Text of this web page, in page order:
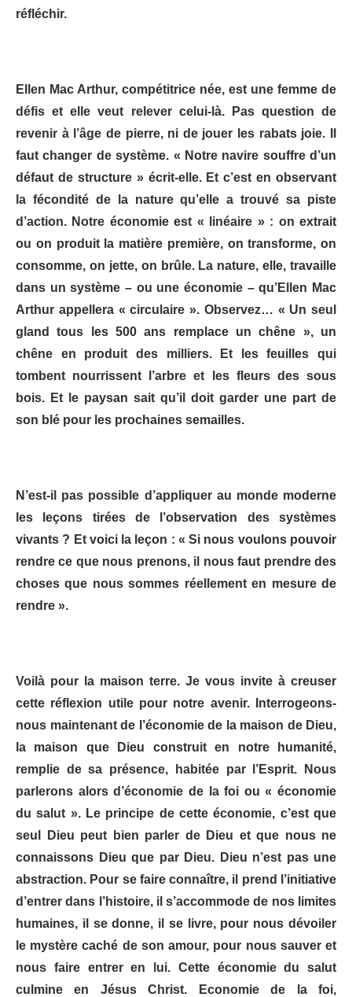
réfléchir.
Ellen Mac Arthur, compétitrice née, est une femme de
défis et elle veut relever celui-là. Pas question de
revenir à l’âge de pierre, ni de jouer les rabats joie. Il
faut changer de système. « Notre navire souffre d’un
défaut de structure » écrit-elle. Et c’est en observant
la fécondité de la nature qu’elle a trouvé sa piste
d’action. Notre économie est « linéaire » : on extrait
ou on produit la matière première, on transforme, on
consomme, on jette, on brûle. La nature, elle, travaille
dans un système – ou une économie – qu’Ellen Mac
Arthur appellera « circulaire ». Observez… « Un seul
gland tous les 500 ans remplace un chêne », un
chêne en produit des milliers. Et les feuilles qui
tombent nourrissent l’arbre et les fleurs des sous
bois. Et le paysan sait qu’il doit garder une part de
son blé pour les prochaines semailles.
N’est-il pas possible d’appliquer au monde moderne
les leçons tirées de l’observation des systèmes
vivants ? Et voici la leçon : « Si nous voulons pouvoir
rendre ce que nous prenons, il nous faut prendre des
choses que nous sommes réellement en mesure de
rendre ».
Voilà pour la maison terre. Je vous invite à creuser
cette réflexion utile pour notre avenir. Interrogeons-
nous maintenant de l’économie de la maison de Dieu,
la maison que Dieu construit en notre humanité,
remplie de sa présence, habitée par l’Esprit. Nous
parlerons alors d’économie de la foi ou « économie
du salut ». Le principe de cette économie, c’est que
seul Dieu peut bien parler de Dieu et que nous ne
connaissons Dieu que par Dieu. Dieu n’est pas une
abstraction. Pour se faire connaître, il prend l’initiative
d’entrer dans l’histoire, il s’accommode de nos limites
humaines, il se donne, il se livre, pour nous dévoiler
le mystère caché de son amour, pour nous sauver et
nous faire entrer en lui. Cette économie du salut
culmine en Jésus Christ. Economie de la foi,